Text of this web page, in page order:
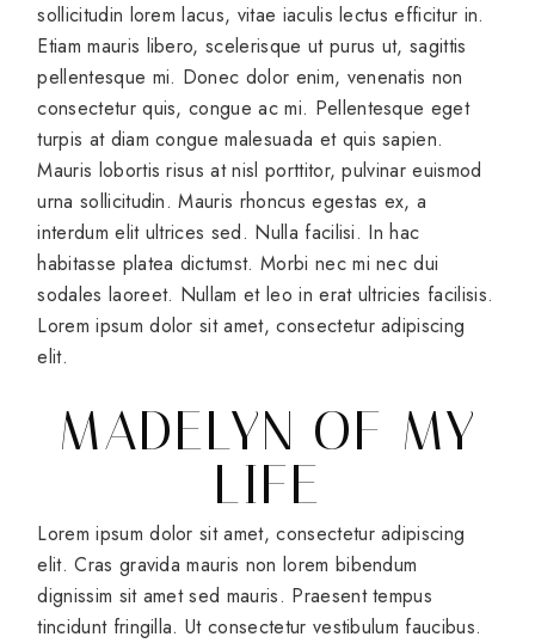
sollicitudin lorem lacus, vitae iaculis lectus efficitur in.
Etiam mauris libero, scelerisque ut purus ut, sagittis
pellentesque mi. Donec dolor enim, venenatis non
consectetur quis, congue ac mi. Pellentesque eget
turpis at diam congue malesuada et quis sapien.
Mauris lobortis risus at nisl porttitor, pulvinar euismod
urna sollicitudin. Mauris rhoncus egestas ex, a
interdum elit ultrices sed. Nulla facilisi. In hac
habitasse platea dictumst. Morbi nec mi nec dui
sodales laoreet. Nullam et leo in erat ultricies facilisis.
Lorem ipsum dolor sit amet, consectetur adipiscing
elit.
MADELYN OF MY
LIFE
Lorem ipsum dolor sit amet, consectetur adipiscing
elit. Cras gravida mauris non lorem bibendum
dignissim sit amet sed mauris. Praesent tempus
tincidunt fringilla. Ut consectetur vestibulum faucibus.